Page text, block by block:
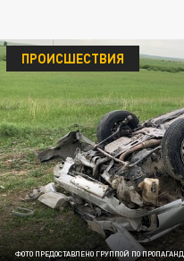
ФОТО ПРЕДОСТАВЛЕНО ГРУППОЙ ПО
ПРОИСШЕСТВИЯ